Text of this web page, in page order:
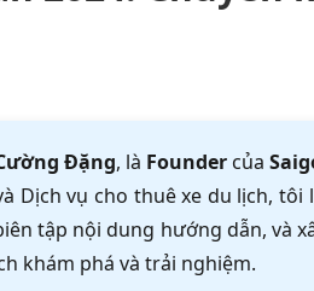
Đặng, là Foundercủa
Dịch vụ cho thuê xe du lịch, tôi
tập nội dung hướng dẫn, và
khám phá và trải nghiệm.